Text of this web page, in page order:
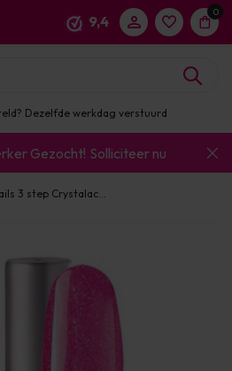
9,4
0
Dezelfde werkdag verstuurd
Gezocht! Solliciteer nu
3 step Crystalac...